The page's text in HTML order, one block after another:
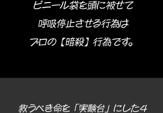
​ビニール袋を頭に被せて
呼吸停止させる行為は
プロの【暗殺】行為です。
救うべき命を「実験台」にした4